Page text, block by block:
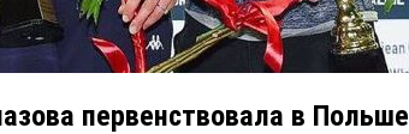
первенствовала в Польше